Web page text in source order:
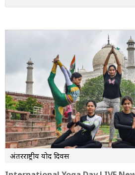
Yoga Day 2025: ITBP ने शांत पैंगोंग
6:22 AM
Rajnath Singh: रक्षा मंत्री राजनाथ सिंह
किया योग
6:16 AM
विशाखापट्टनम में समुद्र तट पर योग दिवस
6:14 AM
दिल्ली कैंट में सेना के उप प्रमुख ने किया योग
अंतरराष्ट्रीय योद दिवस